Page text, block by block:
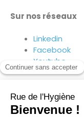
Sur nos réseaux
Linkedin
Facebook
Youtube